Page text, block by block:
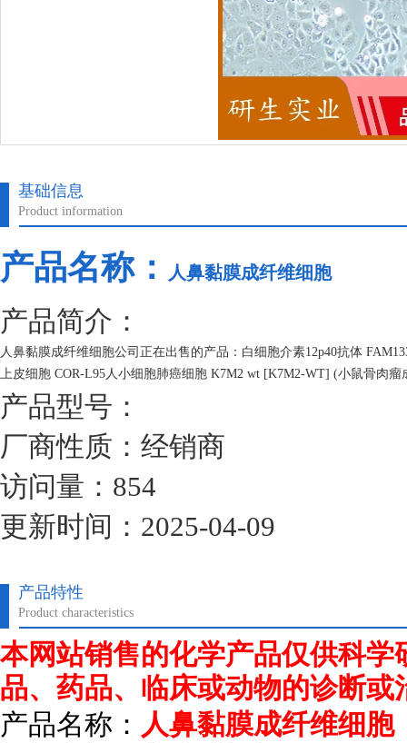
基础信息
Product information
产品名称： 人鼻黏膜成纤维细胞
产品简介：
人鼻黏膜成纤维细胞公司正在出售的产品：白细胞介素12p40抗体
上皮细胞 COR-L95人小细胞肺癌细胞 K7M2 wt [K7M2-WT] (小鼠骨肉瘤
产品型号：
厂商性质：经销商
访问量：854
更新时间：2025-04-09
产品特性
Product characteristics
本网站销售的化学产品仅供科
品、药品、临床或动物的诊断或
产品名称： 人鼻黏膜成纤维细胞